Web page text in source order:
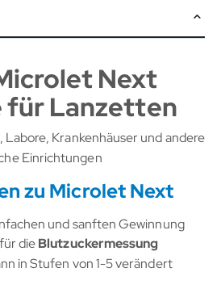
Next
für Lanzetten
Krankenhäuser und andere
Einrichtungen
zu Microlet Next
und sanften Gewinnung
dieBlutzuckermessung
in Stufen von 1-5 verändert